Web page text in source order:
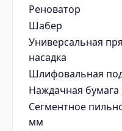
Реноватор
Шабер
Универсальная
насадка
Шлифовальная
Наждачная бумага
Сегментное
мм